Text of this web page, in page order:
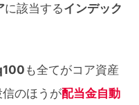
に該当するインデック
も全てがコア資産
のほうが配当金自動